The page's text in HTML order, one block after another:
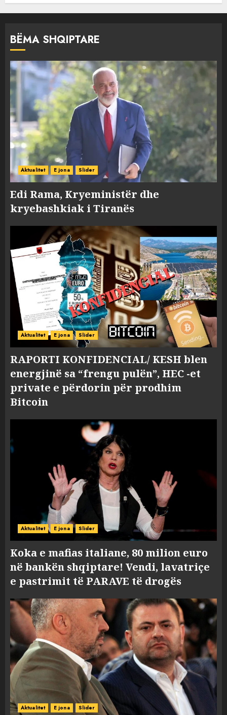
BËMA SHQIPTARE
Aktualitet E jona Slider
Edi Rama, Kryeministër dhe
kryebashkiak i Tiranës
Aktualitet E jona Slider
RAPORTI KONFIDENCIAL/ KESH blen
energjinë sa “frengu pulën”, HEC -et
private e përdorin për prodhim
Bitcoin
Aktualitet E jona Slider
Koka e mafias italiane, 80 milion euro
në bankën shqiptare! Vendi, lavatriçe
e pastrimit të PARAVE të drogës
Aktualitet E jona Slider